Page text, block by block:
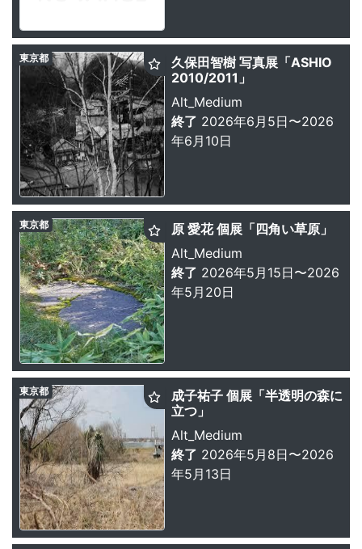
久保田智樹 写真展「ASHIO
2010/2011」
Alt_Medium
終了 2026年6月5日〜2026
年6月10日
東京都
原 愛花 個展「四角い草原」
Alt_Medium
終了 2026年5月15日〜2026
年5月20日
東京都
成子祐子 個展「半透明の森に
立つ」
Alt_Medium
終了 2026年5月8日〜2026
年5月13日
東京都